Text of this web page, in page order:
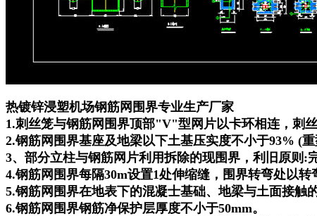
热镀锌浸塑机场钢筋网围界专业生产厂家
1.刺丝笼与钢筋网围界顶部"V"型网片以卡环相连，刺丝
2.钢筋网围界基座及地梁以下土基压实度不小于93% (
3、部分立柱与钢筋网片利用拆除的现围界，利旧原则:
4.钢筋网围界每隔30m设置1处伸缩缝，围界转弯处以
5.钢筋网围界在地表下的混凝士基础、地梁与土面接触
6.钢筋网围界钢筋净保护层厚度不小于50mm。